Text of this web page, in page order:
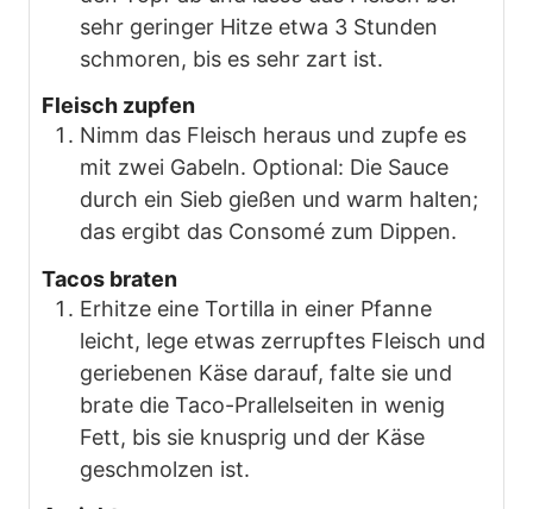
sehr geringer Hitze etwa 3 Stunden
schmoren, bis es sehr zart ist.
Fleisch zupfen
Nimm das Fleisch heraus und zupfe es
mit zwei Gabeln. Optional: Die Sauce
durch ein Sieb gießen und warm halten;
das ergibt das Consomé zum Dippen.
Tacos braten
Erhitze eine Tortilla in einer Pfanne
leicht, lege etwas zerrupftes Fleisch und
geriebenen Käse darauf, falte sie und
brate die Taco-Prallelseiten in wenig
Fett, bis sie knusprig und der Käse
geschmolzen ist.